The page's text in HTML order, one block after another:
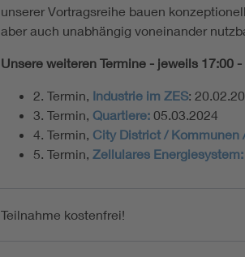
unserer Vortragsreihe bauen
aber auch unabhängig voneinander
Unsere weiteren Termine - jeweils 17:00 -
2. Termin, Industrie im ZES:
3. Termin, Quartiere: 05.03.2024
4. Termin, City District / Kommunen
5. Termin,Zellulares Energiesystem:
Teilnahme kostenfrei!